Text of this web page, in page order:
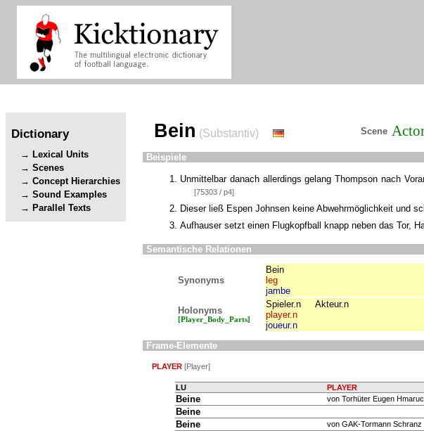
Dictionary
Lexical Units
Scenes
Concept Hierarchies
Sound Examples
Parallel Texts
Bein (Substantiv) Scene
Beispiele
Unmittelbar danach allerdings gelang Thompson nach
[75303 / p4]
Dieser ließ Espen Johnsen keine Abwehrmöglichkeit und
Aufhauser setzt einen Flugkopfball knapp neben das Tor,
Semantische Relationen
Synonyms
Bein
leg
jambe
Holonyms
[Player_Body_Parts]
Spieler.n
Akteur.n
player.n
joueur.n
Frame-Elemente
PLAYER [Player]
LU PLAYER
Beine von Torhüter Eugen Hmaruc
Beine
Beine
von GAK-Tormann Schranz